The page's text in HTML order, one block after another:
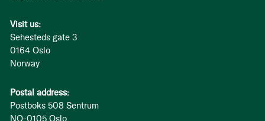
Visit us:
Sehesteds gate 3
0164 Oslo
Norway
Postal address:
Postboks 508 Sentrum
NO-0105 Oslo